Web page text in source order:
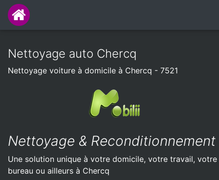
Nettoyage auto Chercq
Nettoyage voiture à domicile à Chercq - 7521
Nettoyage & Reconditionnement
Une solution unique à votre domicile, votre travail, votre
bureau ou ailleurs à Chercq